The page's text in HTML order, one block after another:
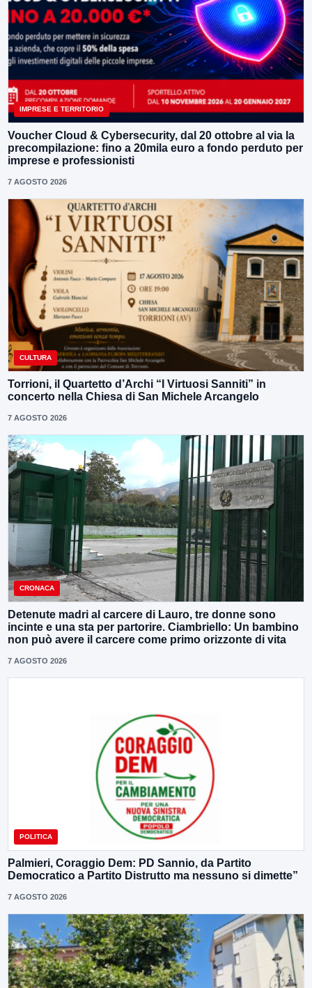
IMPRESE E TERRITORIO
Voucher Cloud & Cybersecurity, dal 20 ottobre al via la
precompilazione: fino a 20mila euro a fondo perduto per
imprese e professionisti
7 AGOSTO 2026
CULTURA
Torrioni, il Quartetto d’Archi “I Virtuosi Sanniti” in
concerto nella Chiesa di San Michele Arcangelo
7 AGOSTO 2026
CRONACA
Detenute madri al carcere di Lauro, tre donne sono
incinte e una sta per partorire. Ciambriello: Un bambino
non può avere il carcere come primo orizzonte di vita
7 AGOSTO 2026
POLITICA
Palmieri, Coraggio Dem: PD Sannio, da Partito
Democratico a Partito Distrutto ma nessuno si dimette”
7 AGOSTO 2026